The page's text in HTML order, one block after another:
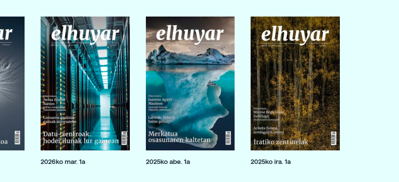
2026ko mar. 1a 2025ko abe. 1a 2025ko ira. 1a